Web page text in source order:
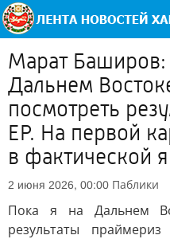
Марат Баширов:
Дальнем
посмотреть
ЕР. На первой
в фактической
2 июня 2026, 00:00 Паблики
Пока я на Дальнем
результаты